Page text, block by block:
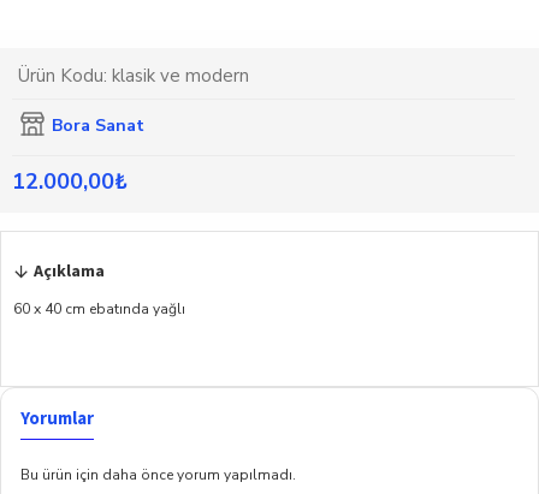
12.000,00₺
Ürün Kodu: klasik ve modern
Bora Sanat
Açıklama
60 x 40 cm ebatında yağlı
Yorumlar
Bu ürün için daha önce yorum yapılmadı.